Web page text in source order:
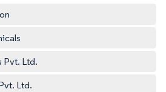
Pvt. Ltd.
Ltd.